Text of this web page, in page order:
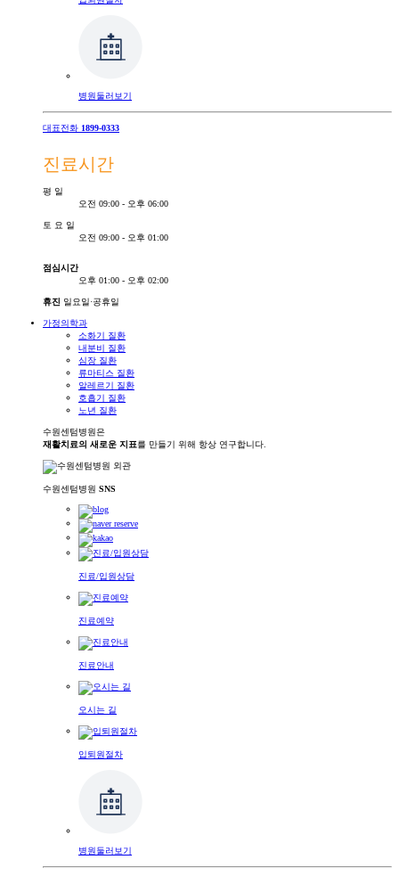
병원둘러보기
대표전화 1899-0333
진료시간
평 일
오전 09:00 - 오후 06:00
토 요 일
오전 09:00 - 오후 01:00
점심시간
오후 01:00 - 오후 02:00
휴진 일요일·공휴일
가정의학과
소화기 질환
내분비 질환
심장 질환
류마티스 질환
알레르기 질환
호흡기 질환
노년 질환
수원센텀병원은
재활치료의 새로운 지표를 만들기 위해 항상 연구합니다.
수원센텀병원 SNS
진료/입원상담
진료예약
진료안내
오시는 길
입퇴원절차
병원둘러보기